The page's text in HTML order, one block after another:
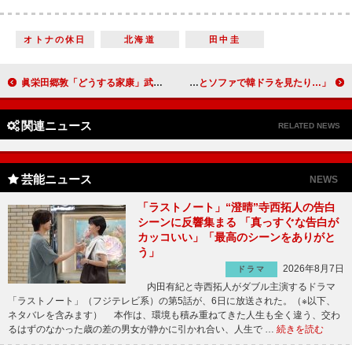
オトナの休日 北海道 田中圭
眞栄田郷敦「どうする家康」武田勝頼のラストに感慨 「自信を持ち、勝頼の道を突き進むことができた」 広瀬すず、撮影後に飲むビールに「舞い上がりました」 “最高のごほうび”は「猫ちゃんとソファで韓ドラを見たり…」
関連ニュース RELATED NEWS
芸能ニュース NEWS
「ラストノート」“澄晴”寺西拓人の告白
シーンに反響集まる 「真っすぐな告白が
カッコいい」「最高のシーンをありがと
う」
ドラマ
2026年8月7日
内田有紀と寺西拓人がダブル主演するドラマ
「ラストノート」（フジテレビ系）の第5話が、6日に放送された。（※以下、
ネタバレを含みます） 本作は、環境も積み重ねてきた人生も全く違う、交わ
るはずのなかった歳の差の男女が静かに引かれ合い、人生で … 続きを読む